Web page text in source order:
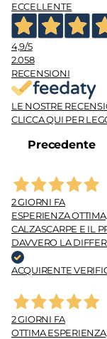
ECCELLENTE
4,9/5
2.058
RECENSIONI
LE NOSTRE
CLICCA QUI PER
Precedente
2 GIORNI FA
ESPERIENZA
CALZASCARPE E IL
DAVVERO LA
ACQUIRENTE
2 GIORNI FA
OTTIMA